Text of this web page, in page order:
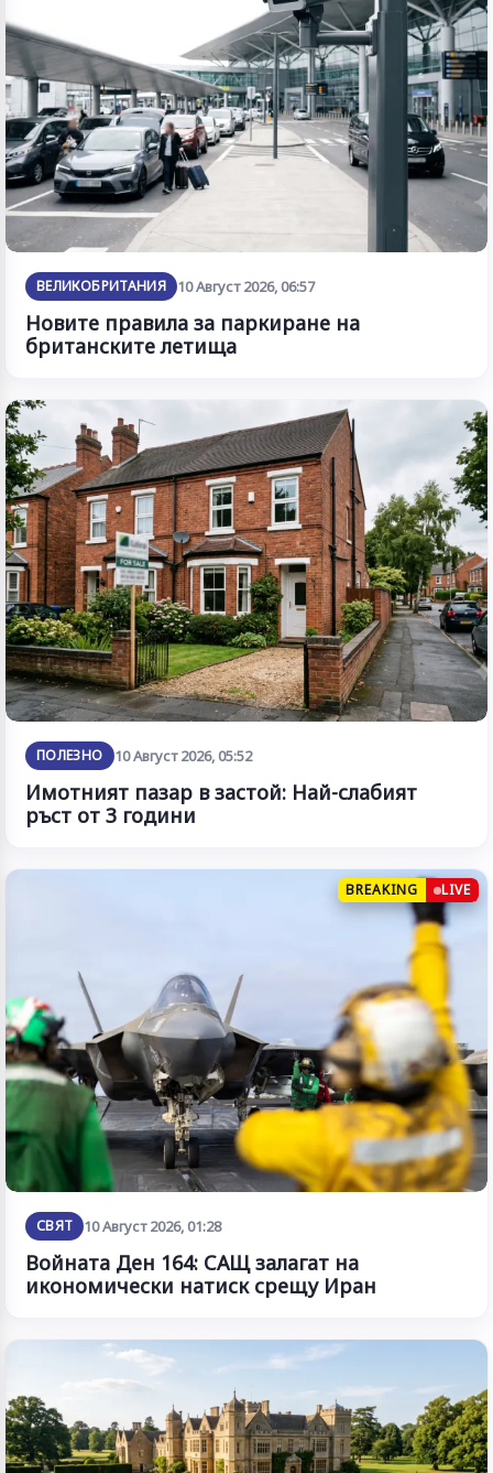
ВЕЛИКОБРИТАНИЯ 10 Август 2026, 06:57
Новите правила за паркиране на
британските летища
ПОЛЕЗНО 10 Август 2026, 05:52
Имотният пазар в застой: Най-слабият
ръст от 3 години
BREAKING LIVE
СВЯТ 10 Август 2026, 01:28
Войната Ден 164: САЩ залагат на
икономически натиск срещу Иран